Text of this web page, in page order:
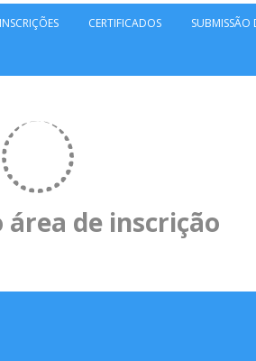
INSCRIÇÕES CERTIFICADOS SUBMISSÃO
área de inscrição